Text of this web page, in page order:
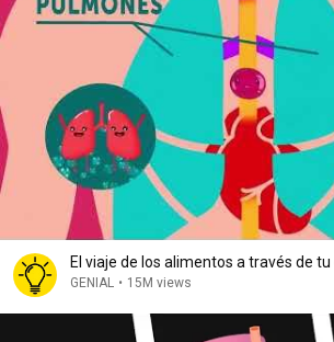
El viaje de los alimentos a través de
GENIAL • 15M views